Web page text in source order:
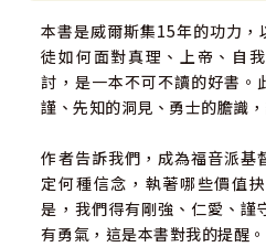
本書是威爾斯集15年的功力，
徒如何面對真理、上帝、自
討，是一本不可不讀的好書。
謹、先知的洞見、勇士的膽識
作者告訴我們，成為福音派基
定何種信念，執著哪些價值
是，我們得有剛強、仁愛、謹
有勇氣，這是本書對我的提醒